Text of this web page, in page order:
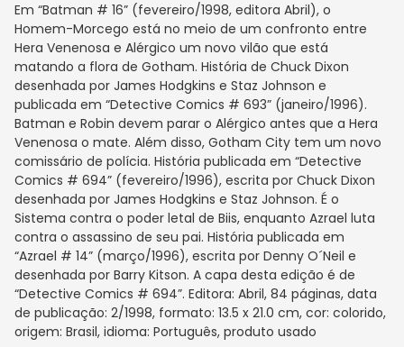
Em “Batman # 16” (fevereiro/1998, editora Abril), o
Homem-Morcego está no meio de um confronto entre
Hera Venenosa e Alérgico um novo vilão que está
matando a flora de Gotham. História de Chuck Dixon
desenhada por James Hodgkins e Staz Johnson e
publicada em “Detective Comics # 693” (janeiro/1996).
Batman e Robin devem parar o Alérgico antes que a Hera
Venenosa o mate. Além disso, Gotham City tem um novo
comissário de polícia. História publicada em “Detective
Comics # 694” (fevereiro/1996), escrita por Chuck Dixon
desenhada por James Hodgkins e Staz Johnson. É o
Sistema contra o poder letal de Biis, enquanto Azrael luta
contra o assassino de seu pai. História publicada em
“Azrael # 14” (março/1996), escrita por Denny O´Neil e
desenhada por Barry Kitson. A capa desta edição é de
“Detective Comics # 694”. Editora: Abril, 84 páginas, data
de publicação: 2/1998, formato: 13.5 x 21.0 cm, cor: colorido,
origem: Brasil, idioma: Português, produto usado